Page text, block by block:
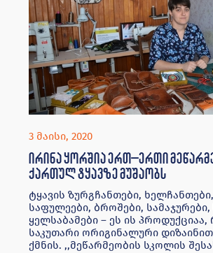
3 მაისი, 2020
ირინა ყორშია ერთ–ერთი
ქართულ ტყავზე მუშაობს
ტყავის ზურგჩანთები,
საფულეები, ბროშები, სამაჯურები,
ყელსაბამები – ეს ის
საკუთარი ორიგინალური
ქმნის. ,,მეწარმეობის სკოლის